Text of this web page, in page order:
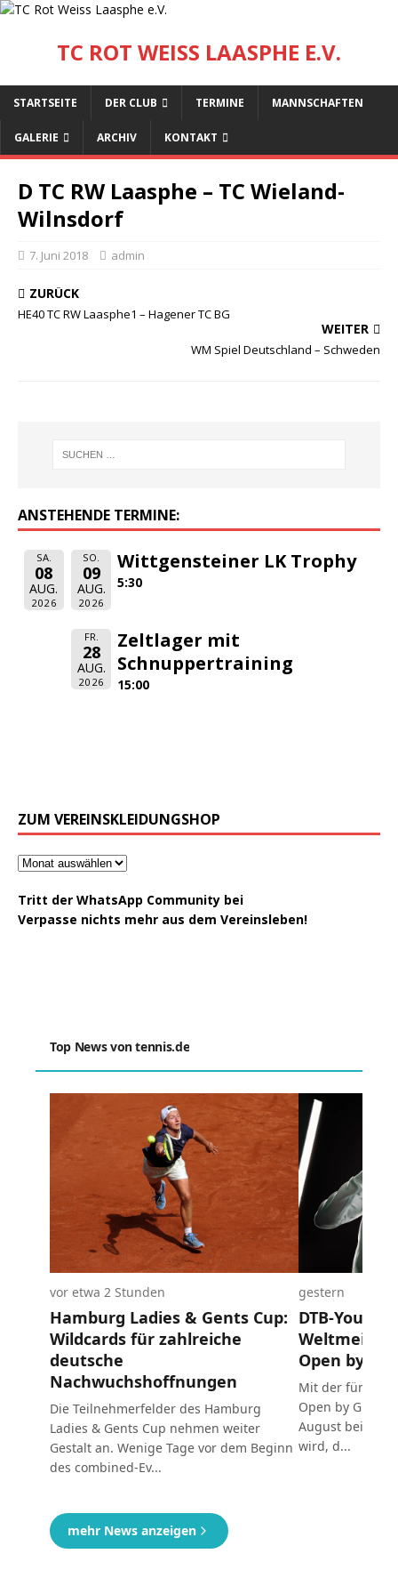
TC ROT WEISS LAASPHE E.V.
STARTSEITE DER CLUB TERMINE MANNSCHAFTEN
GALERIE ARCHIV KONTAKT
D TC RW Laasphe – TC Wieland-
Wilnsdorf
7. Juni 2018 admin
ZURÜCK
HE40 TC RW Laasphe1 – Hagener TC BG
WEITER
WM Spiel Deutschland – Schweden
ANSTEHENDE TERMINE:
SA.
08
AUG.
2026
SO.
09
AUG.
2026
Wittgensteiner LK Trophy
5:30
FR.
28
AUG.
2026
Zeltlager mit
Schnuppertraining
15:00
ZUM VEREINSKLEIDUNGSHOP
Tritt der WhatsApp Community bei
Verpasse nichts mehr aus dem Vereinsleben!